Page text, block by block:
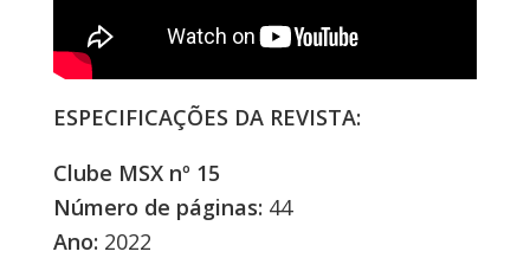
ESPECIFICAÇÕES DA REVISTA:
Clube MSX nº 15
Número de páginas: 44
Ano: 2022